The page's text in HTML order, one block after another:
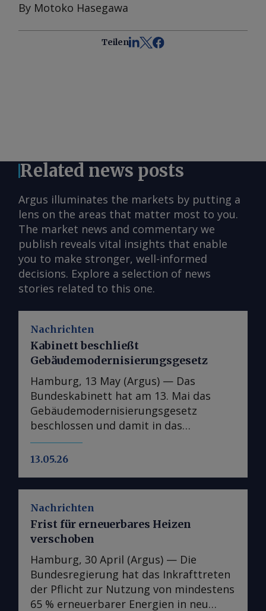
By Motoko Hasegawa
Teilen
Related news posts
Argus illuminates the markets by putting a
lens on the areas that matter most to you.
The market news and commentary we
publish reveals vital insights that enable
you to make stronger, well-informed
decisions. Explore a selection of news
stories related to this one.
Nachrichten
13.05.26
Kabinett beschließt
Gebäudemodernisierungsgesetz
Hamburg, 13 May (Argus) — Das
Bundeskabinett hat am 13. Mai das
Gebäudemodernisierungsgesetz
beschlossen und damit in das
parlamentarische Verfahren überführt.
In der Kabinettsfassung wurden
wird das Gesetz an den Bundestag und
die entsprechenden Ausschüsse
weitergeleitet. Das
Gebäudemodernisierungsgesetz
(GModG) soll das bestehende
Gebäudeenergiegesetz (GEG) ablösen
und die Vorgabe des GEG, wonach neue
Nachrichten
Frist für erneuerbares Heizen
verschoben
Hamburg, 30 April (Argus) — Die
Bundesregierung hat das Inkrafttreten
der Pflicht zur Nutzung von mindestens
65 % erneuerbarer Energien in neu